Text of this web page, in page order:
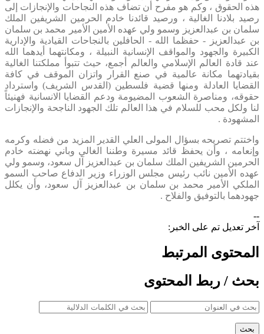
هذه الحقوق ، وكم هو مفرح أن تضاف هذه النجاحات والإنجازات إلى
رصيد بلادنا الغالية ، ورصيد قائدنا خادم الحرمين الشريفين الملك
سلمان بن عبدالعزيز وسمو ولي عهده الأمين الأمير محمد بن سلمان
بن عبدالعزيز - حفظما الله - الحافلين بالنجاحات القيادية والإدارية
الكبيرة والجهود والمواقف الإنسانية النبيلة ، ومكانتهما أيدهما الله
عند قادة العالم الإسلامي والعالم أجمع، حيث تتبوأ مملكتنا الغالية
بقيادتهما مكانة عالمية في صنع القرار واتزان الموقف في كافة
القضايا العادلة ومنها قضية فلسطين (القدس الشريف) واسترداد
حقوقه، ومناصرة الشعوب المضيومة ودعم القضايا الانسانية فهنيئاً
لنا ولكل محب للسلام في هذا العالم تلك الجهود الناجحة والإنجازات
المشهودة .
واختتم تصريحه بسؤال المولى العلي القدير المزيد من فضله وكرمه
وإنعامه ، وأن يحفظ قائد مسيرة وطننا الغالي وباني نهضته خادم
الحرمين الشريفين الملك سلمان بن عبدالعزيز آل سعود، وسمو ولي
عهده الأمين نائب رئيس مجلس الوزراء وزير الدفاع صاحب السمو
الملكي الأمير محمد بن سلمان بن عبدالعزيز آل سعود، وأن يكلل
جهودهما بالتوفيق والفلاح .
--
آخر تعديل تم على الخبر:
المحتوى المرتبط
بحث / ربط المحتوى